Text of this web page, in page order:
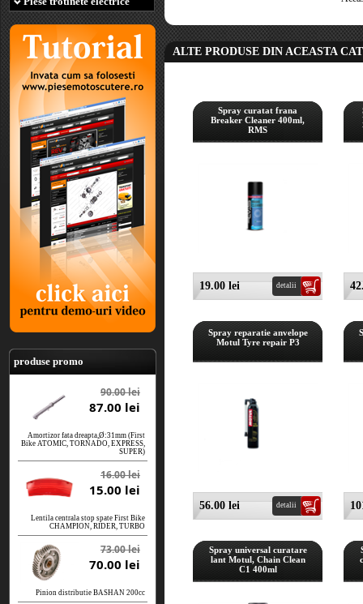
produse promo
90.00 lei
87.00 lei
Amortizor fata dreapta,Ø:31mm (First
Bike ATOMIC, TORNADO, EXPRESS,
SUPER)
16.00 lei
15.00 lei
Lentila centrala stop spate First Bike
CHAMPION, RIDER, TURBO
73.00 lei
70.00 lei
Pinion distributie BASHAN 200cc
ALTE PRODUSE DIN ACEASTA
Spray curatat frana
Breaker Cleaner 400ml,
RMS
19.00 lei detalii
Spray reparatie anvelope
Motul Tyre repair P3
56.00 lei detalii
Spray universal curatare
lant Motul, Chain Clean
C1 400ml